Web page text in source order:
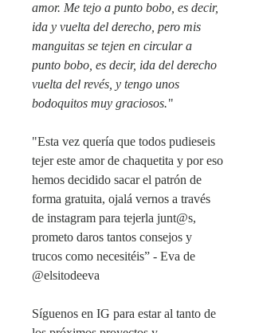
amor. Me tejo a punto bobo, es decir,
ida y vuelta del derecho, pero mis
manguitas se tejen en circular a
punto bobo, es decir, ida del derecho
vuelta del revés, y tengo unos
bodoquitos muy graciosos."
"Esta vez quería que todos pudieseis
tejer este amor de chaquetita y por eso
hemos decidido sacar el patrón de
forma gratuita, ojalá vernos a través
de instagram para tejerla junt@s,
prometo daros tantos consejos y
trucos como necesitéis” - Eva de
@elsitodeeva
Síguenos en IG para estar al tanto de